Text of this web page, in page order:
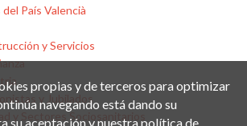
País Valencià
y Servicios
y Jubilados
y Sectores Sociosanitarios
propias y de terceros para optimizar
navegando está dando su
su aceptación y nuestra política de